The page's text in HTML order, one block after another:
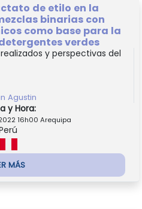
de etilo en la
binarias con
como base para la
verdes
y perspectivas del
Agustin
y Hora:
16h00 Arequipa
MÁS